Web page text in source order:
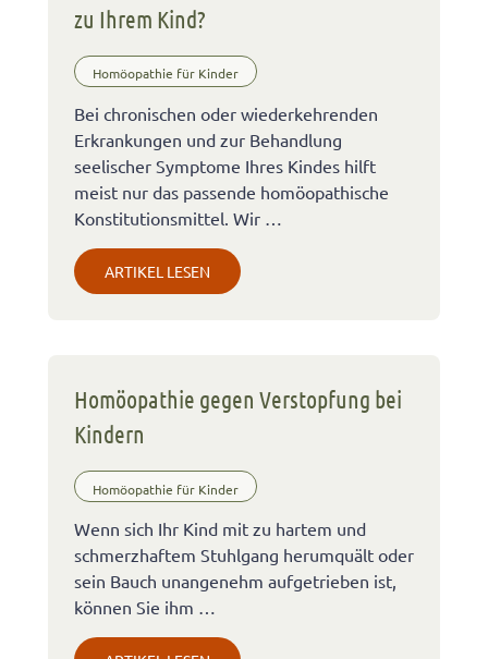
zu Ihrem Kind?
Homöopathie für Kinder
Bei chronischen oder wiederkehrenden
Erkrankungen und zur Behandlung
seelischer Symptome Ihres Kindes hilft
meist nur das passende homöopathische
Konstitutionsmittel. Wir …
ARTIKEL LESEN
Homöopathie gegen Verstopfung bei
Kindern
Homöopathie für Kinder
Wenn sich Ihr Kind mit zu hartem und
schmerzhaftem Stuhlgang herumquält oder
sein Bauch unangenehm aufgetrieben ist,
können Sie ihm …